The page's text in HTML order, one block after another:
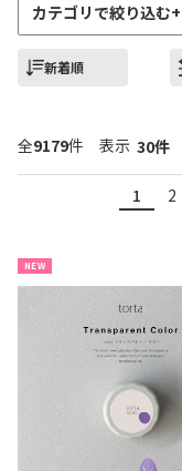
カテゴリで絞り込む+
新着順
全9179件 表示
1 2
NEW